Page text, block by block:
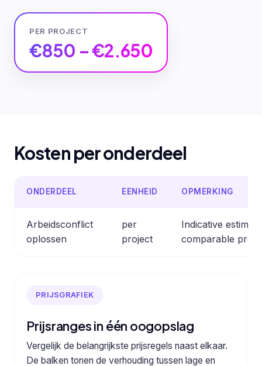
PER PROJECT
€850 – €2.650
Kosten per onderdeel
ONDERDEEL EENHEID OPMERKING
Arbeidsconflict
oplossen
per
project
Indicative
comparable
PRIJSGRAFIEK
Prijsranges in één oogopslag
Vergelijk de belangrijkste prijsregels naast elkaar.
De balken tonen de verhouding tussen lage en